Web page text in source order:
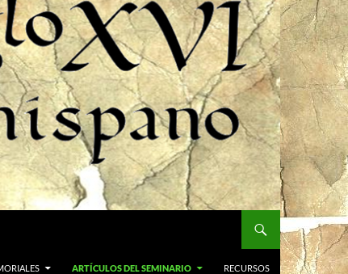
ARTÍCULOS DEL SEMINARIO RECURSOS